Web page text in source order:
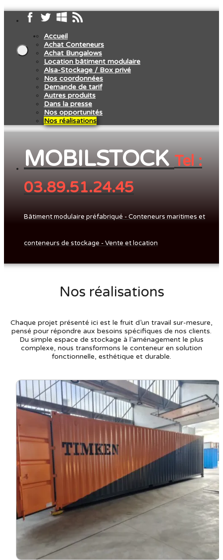
Accueil
Achat Conteneurs
Achat Bungalows
Location bâtiment modulaire
Alsa-Stockage / Box privé
Nos coordonnées
Demande de tarif
Autres produits
Dans la presse
Nos opportunités
Nos réalisations
MOBILSTOCKTel :
03.89.51.24.45
Bâtiment modulaire préfabriqué - Conteneurs maritimes et
conteneurs de stockage - Vente et location
Nos réalisations
Chaque projet présenté ici est le fruit d’un travail sur-mesure,
pensé pour répondre aux besoins spécifiques de nos clients.
Du simple espace de stockage à l’aménagement le plus
complexe, nous transformons le conteneur en solution
fonctionnelle, esthétique et durable.